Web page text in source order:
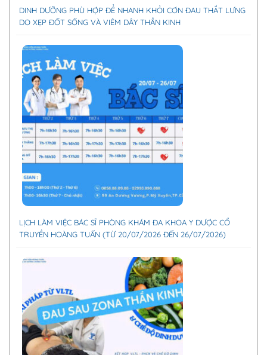
DINH DƯỠNG PHÙ HỢP ĐỂ NHANH KHỎI CƠN ĐAU THẮT LƯNG
DO XẸP ĐỐT SỐNG VÀ VIÊM DÂY THẦN KINH
LỊCH LÀM VIỆC BÁC SĨ PHÒNG KHÁM ĐA KHOA Y DƯỢC CỔ
TRUYỀN HOÀNG TUẤN (TỪ 20/07/2026 ĐẾN 26/07/2026)